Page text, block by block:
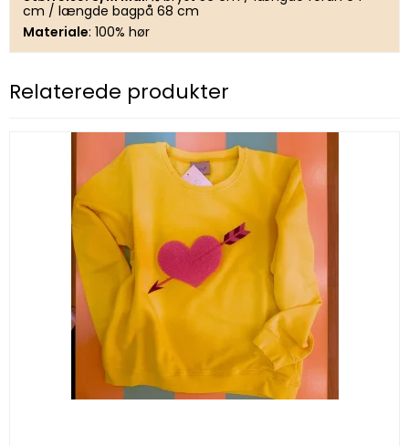
cm / længde bagpå 68 cm
Materiale: 100% hør
Relaterede produkter